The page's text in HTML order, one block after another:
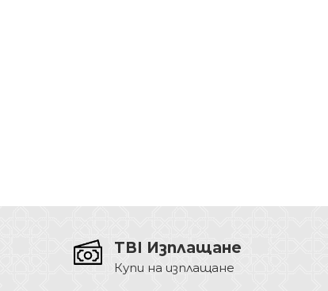
TBI Изплащане
Купи на изплащане